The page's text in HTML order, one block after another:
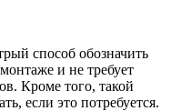
способ обозначить
и не требует
Кроме того, такой
если это потребуется.